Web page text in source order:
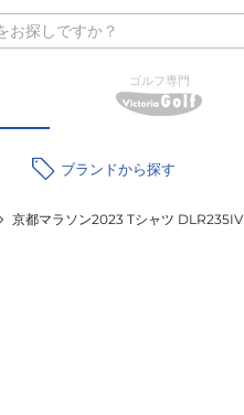
ゴルフ専門
ブランド
京都マラソン2023 Tシャツ DLR235IV